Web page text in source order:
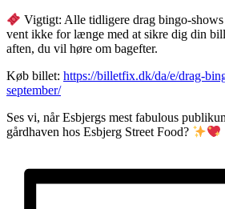
Vigtigt: Alle tidligere drag bingo-
vent ikke for længe med at sikre dig din
aften, du vil høre om bagefter.
Køb billet: https://billetfix.dk/da/e/drag-
september/
Ses vi, når Esbjergs mest fabulous
gårdhaven hos Esbjerg Street Food?